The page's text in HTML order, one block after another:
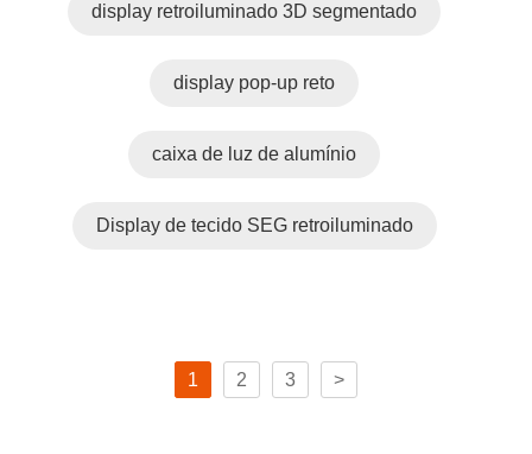
display retroiluminado 3D segmentado
display pop-up reto
caixa de luz de alumínio
Display de tecido SEG retroiluminado
1 2 3 >